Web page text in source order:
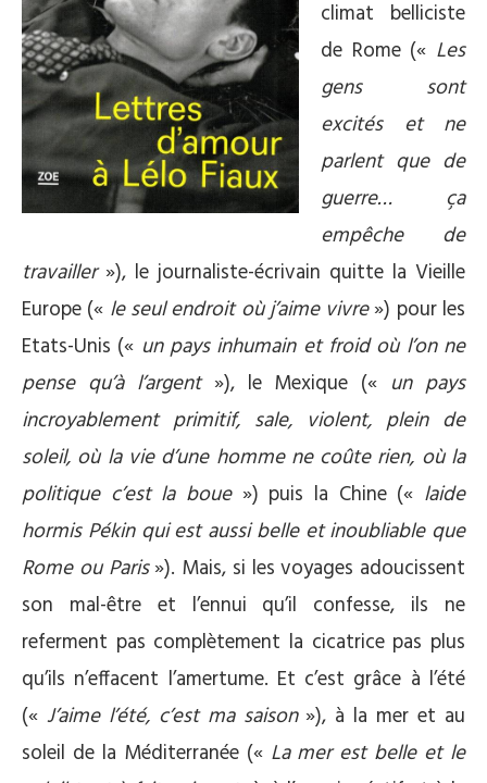
climat belliciste
de Rome (« Les
gens sont
excités et ne
parlent que de
guerre… ça
empêche de
travailler»), le journaliste-écrivain quitte la Vieille
Europe (« le seul endroit où j’aime vivre») pour les
Etats-Unis (« un pays inhumain et froid où l’on ne
pense qu’à l’argent»), le Mexique (« un pays
incroyablement primitif, sale, violent, plein de
soleil, où la vie d’une homme ne coûte rien, où la
politique c’est la boue») puis la Chine (« laide
hormis Pékin qui est aussi belle et inoubliable que
Rome ou Paris»). Mais, si les voyages adoucissent
son mal-être et l’ennui qu’il confesse, ils ne
referment pas complètement la cicatrice pas plus
qu’ils n’effacent l’amertume. Et c’est grâce à l’été
(« J’aime l’été, c’est ma saison»), à la mer et au
soleil de la Méditerranée (« La mer est belle et le